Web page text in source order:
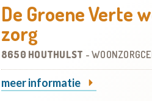
De Groene Verte
zorg
8650 HOUTHULST -
meer informatie